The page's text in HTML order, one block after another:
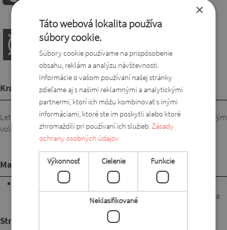
Krátky popis
Letný, voľný top z príjemne prírodných materiálov. S malým
volánikom na konci rukávov a pekným výstrihom do V.
Materiál
100% bavlna. Vláknitá látka prírodného zloženia. Má skvelé
priedušné a vlhkosť odvádzajúce vlastnosti. Veľmi príjemne sa
nosí. Ľahko sa ošetruje, rýchlo schne. Žehlenie si vyžaduje.
Strih
×
Táto webová lokalita používa
súbory cookie.
Súbory cookie používame na prispôsobenie
obsahu, reklám a analýzu návštevnosti.
Informácie o vašom používaní našej stránky
zdieľame aj s našimi reklamnými a analytickými
partnermi, ktorí ich môžu kombinovať s inými
informáciami, ktoré ste im poskytli alebo ktoré
zhromaždili pri používaní ich služieb. Zásady
ochrany osobných údajov
Výkonnosť Cielenie Funkcie
Neklasifikované